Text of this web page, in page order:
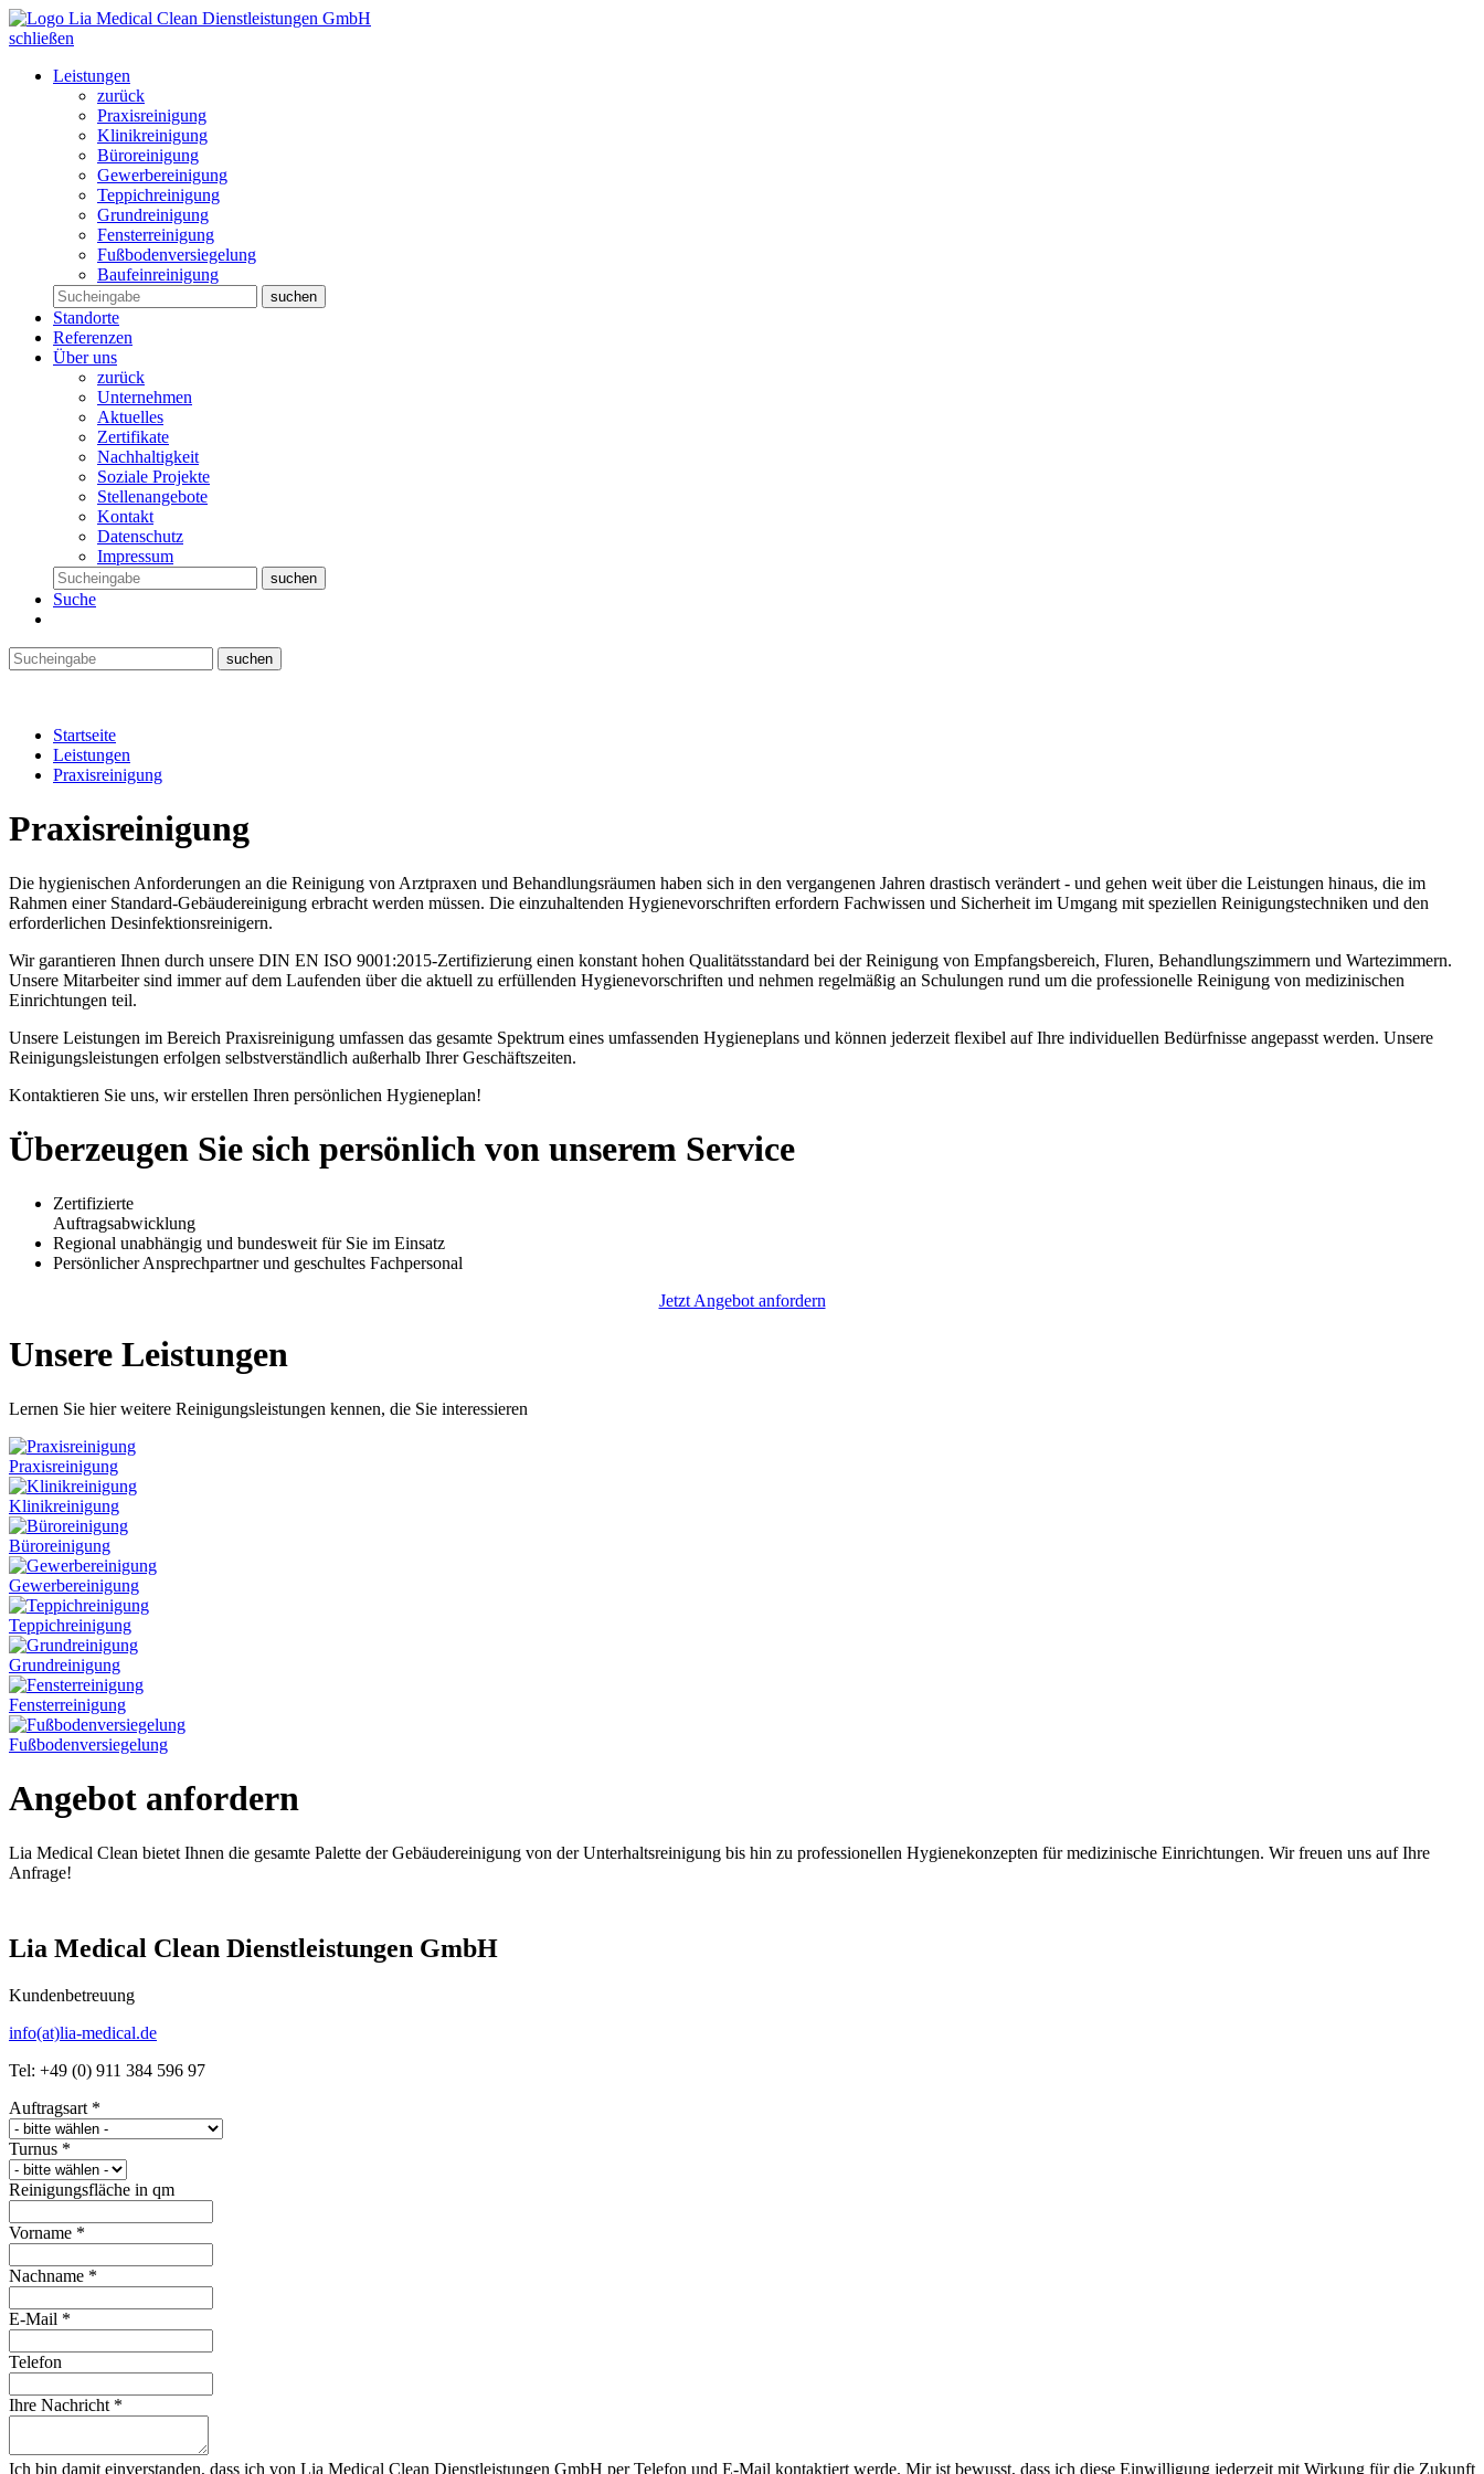
schließen
Leistungen
zurück
Praxisreinigung
Klinikreinigung
Büroreinigung
Gewerbereinigung
Teppichreinigung
Grundreinigung
Fensterreinigung
Fußbodenversiegelung
Baufeinreinigung
Standorte
Referenzen
Über uns
zurück
Unternehmen
Aktuelles
Zertifikate
Nachhaltigkeit
Soziale Projekte
Stellenangebote
Kontakt
Datenschutz
Impressum
Suche
Startseite
Leistungen
Praxisreinigung
Praxisreinigung
Die hygienischen Anforderungen an die Reinigung von Arztpraxen und Behandlungsräumen haben sich in den vergangenen Jahren drastisch verändert - und gehen weit über die Leistungen hinaus, die im
Rahmen einer Standard-Gebäudereinigung erbracht werden müssen. Die einzuhaltenden Hygienevorschriften erfordern Fachwissen und Sicherheit im Umgang mit speziellen Reinigungstechniken und den
erforderlichen Desinfektionsreinigern.
Wir garantieren Ihnen durch unsere DIN EN ISO 9001:2015-Zertifizierung einen konstant hohen Qualitätsstandard bei der Reinigung von Empfangsbereich, Fluren, Behandlungszimmern und Wartezimmern.
Unsere Mitarbeiter sind immer auf dem Laufenden über die aktuell zu erfüllenden Hygienevorschriften und nehmen regelmäßig an Schulungen rund um die professionelle Reinigung von medizinischen
Einrichtungen teil.
Unsere Leistungen im Bereich Praxisreinigung umfassen das gesamte Spektrum eines umfassenden Hygieneplans und können jederzeit flexibel auf Ihre individuellen Bedürfnisse angepasst werden. Unsere
Reinigungsleistungen erfolgen selbstverständlich außerhalb Ihrer Geschäftszeiten.
Kontaktieren Sie uns, wir erstellen Ihren persönlichen Hygieneplan!
Überzeugen Sie sich persönlich von unserem Service
Zertifizierte
Auftragsabwicklung
Regional unabhängig und bundesweit für Sie im Einsatz
Persönlicher Ansprechpartner und geschultes Fachpersonal
Jetzt Angebot anfordern
Unsere Leistungen
Lernen Sie hier weitere Reinigungsleistungen kennen, die Sie interessieren
Praxisreinigung
Klinikreinigung
Büroreinigung
Gewerbereinigung
Teppichreinigung
Grundreinigung
Fensterreinigung
Fußbodenversiegelung
Angebot anfordern
Lia Medical Clean bietet Ihnen die gesamte Palette der Gebäudereinigung von der Unterhaltsreinigung bis hin zu professionellen Hygienekonzepten für medizinische Einrichtungen. Wir freuen uns auf Ihre
Anfrage!
Lia Medical Clean Dienstleistungen GmbH
Kundenbetreuung
info(at)lia-medical.de
Tel: +49 (0) 911 384 596 97
Auftragsart *
Turnus *
Reinigungsfläche in qm
Vorname *
Nachname *
E-Mail *
Telefon
Ihre Nachricht *
Ich bin damit einverstanden, dass ich von Lia Medical Clean Dienstleistungen GmbH per Telefon und E-Mail kontaktiert werde. Mir ist bewusst, dass ich diese Einwilligung jederzeit mit Wirkung für die Zukunft